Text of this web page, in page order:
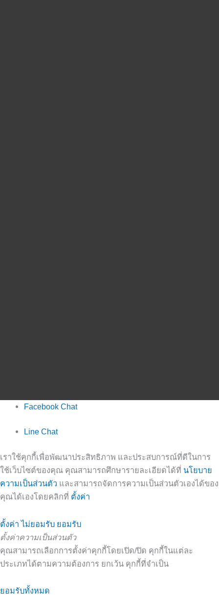
Facebook Chat
Line Chat
เราใช้คุกกี้เพื่อพัฒนาประสิทธิภาพ และประสบการณ์ที่ดีในการ
ใช้เว็บไซต์ของคุณ คุณสามารถศึกษารายละเอียดได้ที่ นโยบาย
ความเป็นส่วนตัว และสามารถจัดการความเป็นส่วนตัวเองได้ของ
คุณได้เองโดยคลิกที่ ตั้งค่า
ตั้งค่า ไม่ยอมรับ ยอมรับ
ตั้งค่าความเป็นส่วนตัว
คุณสามารถเลือกการตั้งค่าคุกกี้โดยเปิด/ปิด คุกกี้ในแต่ละ
ประเภทได้ตามความต้องการ ยกเว้น คุกกี้ที่จำเป็น
ยอมรับทั้งหมด